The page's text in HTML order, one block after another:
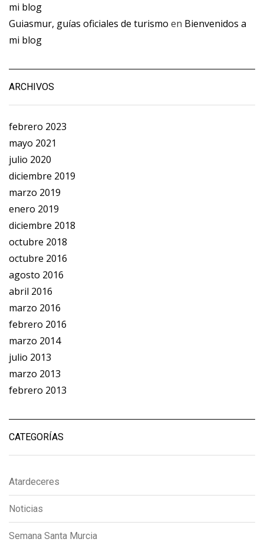
mi blog
Guiasmur, guías oficiales de turismo en Bienvenidos a
mi blog
ARCHIVOS
febrero 2023
mayo 2021
julio 2020
diciembre 2019
marzo 2019
enero 2019
diciembre 2018
octubre 2018
octubre 2016
agosto 2016
abril 2016
marzo 2016
febrero 2016
marzo 2014
julio 2013
marzo 2013
febrero 2013
CATEGORÍAS
Atardeceres
Noticias
Semana Santa Murcia